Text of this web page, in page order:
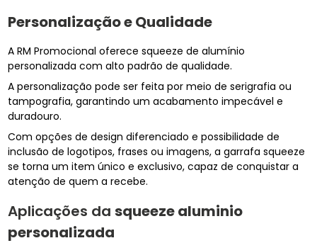
Personalização e Qualidade
A RM Promocional oferece squeeze de alumínio
personalizada com alto padrão de qualidade.
A personalização pode ser feita por meio de serigrafia ou
tampografia, garantindo um acabamento impecável e
duradouro.
Com opções de design diferenciado e possibilidade de
inclusão de logotipos, frases ou imagens, a garrafa squeeze
se torna um item único e exclusivo, capaz de conquistar a
atenção de quem a recebe.
Aplicações dasqueeze aluminio
personalizada